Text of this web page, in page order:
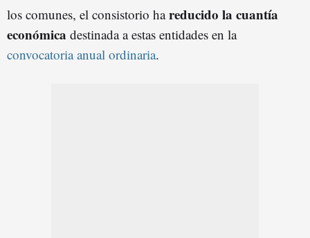
los comunes, el consistorio hareducido la cuantía
económica destinada a estas entidades en la
convocatoria anual ordinaria.